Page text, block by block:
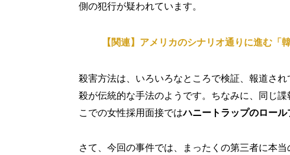
側の犯行が疑われています。
【関連】アメリカのシナリオ通りに進む
殺害方法は、いろいろなところで検証、報道さ
殺が伝統的な手法のようです。ちなみに、同じ
こでの女性採用面接ではハニートラップのロール
さて、今回の事件では、まったくの第三者に本当